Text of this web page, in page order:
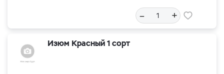
– +
Изюм Красный 1 сорт